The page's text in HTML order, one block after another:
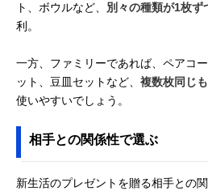
ト、ボウルなど、 別々の種類が1枚ず
利。
一方、ファミリーであれば、ペアコ
ット、豆皿セットなど、 複数枚同じ
使いやすいでしょう。
相手との関係性で選ぶ
新生活のプレゼントを贈る相手との